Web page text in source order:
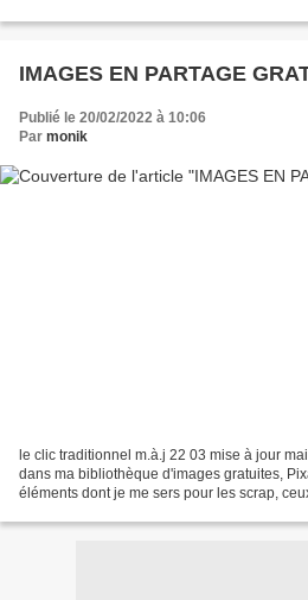
IMAGES EN PARTAGE
Publié le 20/02/2022 à 10:06
Par monik
le clic traditionnel m.à.j 22 03 mise à jour
dans ma bibliothèque d'images gratuites,
éléments dont je me sers pour les scrap,